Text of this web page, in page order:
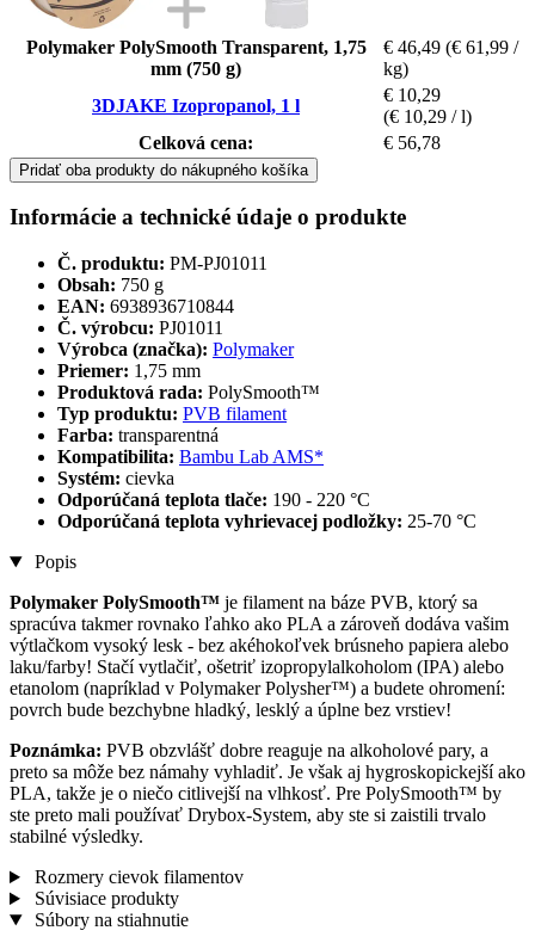
Polymaker PolySmooth Transparent, 1,75
mm (750 g)
€ 46,49 (€ 61,99 /
kg)
3DJAKE Izopropanol, 1 l
€ 10,29
(€ 10,29 / l)
Celková cena:
€ 56,78
Pridať oba produkty do nákupného košíka
Informácie a technické údaje o produkte
Č. produktu: PM-PJ01011
Obsah: 750 g
EAN: 6938936710844
Č. výrobcu: PJ01011
Výrobca (značka): Polymaker
Priemer: 1,75 mm
Produktová rada: PolySmooth™
Typ produktu: PVB filament
Farba: transparentná
Kompatibilita: Bambu Lab AMS*
Systém: cievka
Odporúčaná teplota tlače: 190 - 220 °C
Odporúčaná teplota vyhrievacej podložky: 25-70 °C
Popis
Polymaker PolySmooth™ je filament na báze PVB, ktorý sa
spracúva takmer rovnako ľahko ako PLA a zároveň dodáva vašim
výtlačkom vysoký lesk - bez akéhokoľvek brúsneho papiera alebo
laku/farby! Stačí vytlačiť, ošetriť izopropylalkoholom (IPA) alebo
etanolom (napríklad v Polymaker Polysher™) a budete ohromení:
povrch bude bezchybne hladký, lesklý a úplne bez vrstiev!
Poznámka: PVB obzvlášť dobre reaguje na alkoholové pary, a
preto sa môže bez námahy vyhladiť. Je však aj hygroskopickejší ako
PLA, takže je o niečo citlivejší na vlhkosť. Pre PolySmooth™ by
ste preto mali používať Drybox-System, aby ste si zaistili trvalo
stabilné výsledky.
Rozmery cievok filamentov
Súvisiace produkty
Súbory na stiahnutie